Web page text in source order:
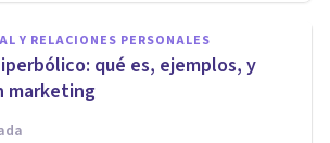
Y RELACIONES PERSONALES
qué es, ejemplos, y
marketing